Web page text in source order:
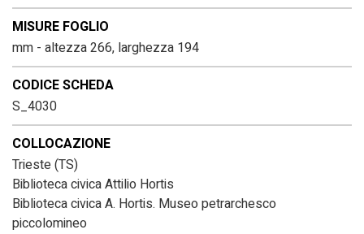
MISURE FOGLIO
mm - altezza 266, larghezza 194
CODICE SCHEDA
S_4030
COLLOCAZIONE
Trieste (TS)
Biblioteca civica Attilio Hortis
Biblioteca civica A. Hortis. Museo petrarchesco
piccolomineo